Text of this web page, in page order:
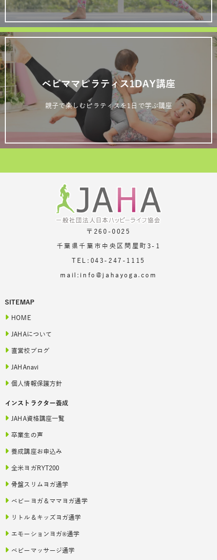
ベビママピラティス1DAY講座
親子で楽しむピラティスを1日で学ぶ講座
〒260-0025
千葉県千葉市中央区問屋町3-1
TEL:043-247-1115
mail:info@jahayoga.com
SITEMAP
HOME
JAHAについて
直営校ブログ
JAHAnavi
個人情報保護方針
インストラクター養成
JAHA資格講座一覧
卒業生の声
養成講座お申込み
全米ヨガRYT200
骨盤スリムヨガ通学
ベビーヨガ＆ママヨガ通学
リトル＆キッズヨガ通学
エモーションヨガ®通学
ベビーマッサージ通学